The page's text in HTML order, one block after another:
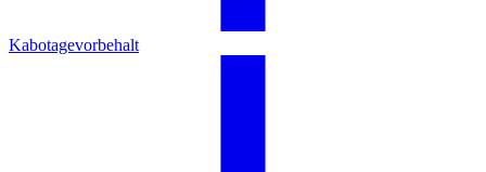
Kabotagevorbehalt